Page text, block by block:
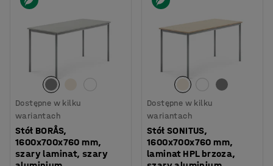
Dostępne w kilku
wariantach
Stół BORÅS,
1600x700x760 mm,
szary laminat, szary
Dostępne w kilku
wariantach
Stół SONITUS,
1600x700x760 mm,
laminat HPL brzoza,